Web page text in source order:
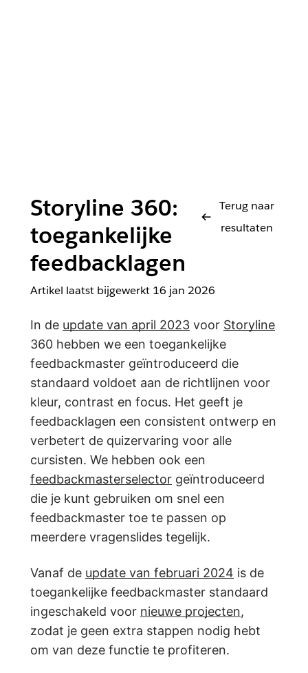
Storyline 360:
toegankelijke
feedbacklagen
Terug naar
resultaten
Artikel laatst bijgewerkt 16 jan 2026
In de update van april 2023 voor Storyline
360 hebben we een toegankelijke
feedbackmaster geïntroduceerd die
standaard voldoet aan de richtlijnen voor
kleur, contrast en focus. Het geeft je
feedbacklagen een consistent ontwerp en
verbetert de quizervaring voor alle
cursisten. We hebben ook een
feedbackmasterselector geïntroduceerd
die je kunt gebruiken om snel een
feedbackmaster toe te passen op
meerdere vragenslides tegelijk.
Vanaf de update van februari 2024 is de
toegankelijke feedbackmaster standaard
ingeschakeld voor nieuwe projecten,
zodat je geen extra stappen nodig hebt
om van deze functie te profiteren.